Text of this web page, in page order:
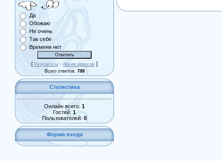
Да
Обожаю
Не очень
Так себе
Времени нет
[ Результаты · Архив опросов ]
Всего ответов: 788
Статистика
Онлайн всего: 1
Гостей: 1
Пользователей: 0
Форма входа